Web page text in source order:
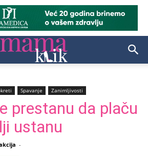
Spavanje Zanimljivosti
prestanu da plaču
ustanu
-